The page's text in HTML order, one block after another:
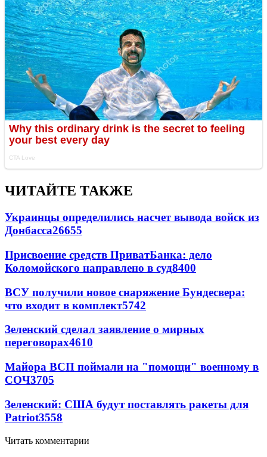
ЧИТАЙТЕ ТАКЖЕ
Украинцы определились насчет вывода войск из
Донбасса26655
Присвоение средств ПриватБанка: дело
Коломойского направлено в суд8400
ВСУ получили новое снаряжение Бундесвера:
что входит в комплект5742
Зеленский сделал заявление о мирных
переговорах4610
Майора ВСП поймали на "помощи" военному в
СОЧ3705
Зеленский: США будут поставлять ракеты для
Patriot3558
Читать комментарии